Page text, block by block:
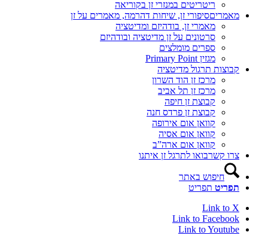
ריטריטים במנזרי זן בקוריאה
מאמריםסיפורי זן, שיחות דהרמה, מאמרים על זן
מאמרי זן, בודהיזם ומדיטציה
סרטונים על זן מדיטציה ובודהיזם
ספרים מומלצים
מגזין Primary Point
קבוצות תרגול מדיטציה
מרכז זן הוד השרון
מרכז זן תל אביב
קבוצת זן חיפה
קבוצת זן פרדס חנה
קוואן אום אירופה
קוואן אום אסיה
קוואן אום ארה”ב
צרו קשרבואו לתרגל זן איתנו
חיפוש באתר
תפריט תפריט
Link to X
Link to Facebook
Link to Youtube